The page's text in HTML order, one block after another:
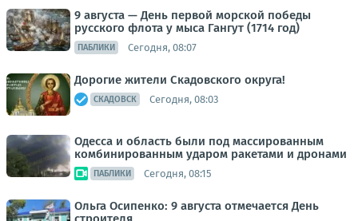
9 августа — День первой морской победы
русского флота у мыса Гангут (1714 год)
ПАБЛИКИ Сегодня, 08:07
Дорогие жители Скадовского округа!
СКАДОВСК Сегодня, 08:03
Одесса и область были под массированным
комбинированным ударом ракетами и дронами
ПАБЛИКИ Сегодня, 08:15
Ольга Осипенко: 9 августа отмечается День